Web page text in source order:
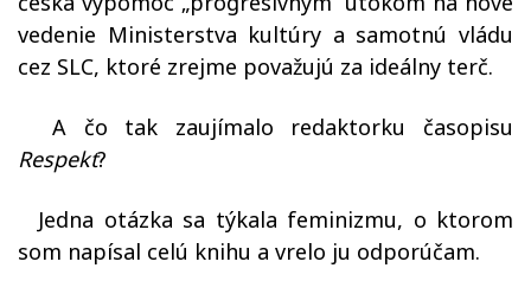
vedenie Ministerstva kultúry a samotnú vládu
cez SLC, ktoré zrejme považujú za ideálny terč.
A čo tak zaujímalo redaktorku časopisu
Respekt?
Jedna otázka sa týkala feminizmu, o ktorom
som napísal celú knihu a vrelo ju odporúčam.